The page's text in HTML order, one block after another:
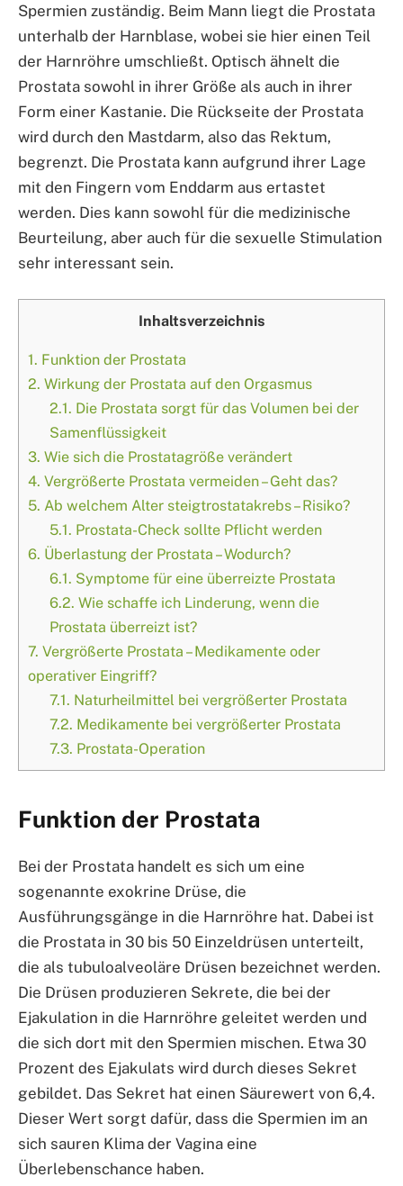
Spermien zuständig. Beim Mann liegt die Prostata
unterhalb der Harnblase, wobei sie hier einen Teil
der Harnröhre umschließt. Optisch ähnelt die
Prostata sowohl in ihrer Größe als auch in ihrer
Form einer Kastanie. Die Rückseite der Prostata
wird durch den Mastdarm, also das Rektum,
begrenzt. Die Prostata kann aufgrund ihrer Lage
mit den Fingern vom Enddarm aus ertastet
werden. Dies kann sowohl für die medizinische
Beurteilung, aber auch für die sexuelle Stimulation
sehr interessant sein.
Inhaltsverzeichnis
1. Funktion der Prostata
2. Wirkung der Prostata auf den Orgasmus
2.1. Die Prostata sorgt für das Volumen bei der
Samenflüssigkeit
3. Wie sich die Prostatagröße verändert
4. Vergrößerte Prostata vermeiden – Geht das?
5. Ab welchem Alter steigtrostatakrebs – Risiko?
5.1. Prostata-Check sollte Pflicht werden
6. Überlastung der Prostata – Wodurch?
6.1. Symptome für eine überreizte Prostata
6.2. Wie schaffe ich Linderung, wenn die
Prostata überreizt ist?
7. Vergrößerte Prostata – Medikamente oder
operativer Eingriff?
7.1. Naturheilmittel bei vergrößerter Prostata
7.2. Medikamente bei vergrößerter Prostata
7.3. Prostata-Operation
Funktion der Prostata
Bei der Prostata handelt es sich um eine
sogenannte exokrine Drüse, die
Ausführungsgänge in die Harnröhre hat. Dabei ist
die Prostata in 30 bis 50 Einzeldrüsen unterteilt,
die als tubuloalveoläre Drüsen bezeichnet werden.
Die Drüsen produzieren Sekrete, die bei der
Ejakulation in die Harnröhre geleitet werden und
die sich dort mit den Spermien mischen. Etwa 30
Prozent des Ejakulats wird durch dieses Sekret
gebildet. Das Sekret hat einen Säurewert von 6,4.
Dieser Wert sorgt dafür, dass die Spermien im an
sich sauren Klima der Vagina eine
Überlebenschance haben.